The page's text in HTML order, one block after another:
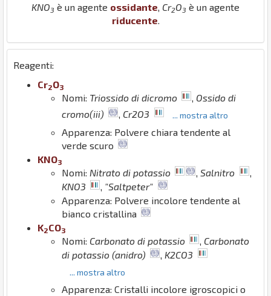
KNO3 è un agente ossidante Cr2O3 è un agente
riducente
Reagenti:
Cr2O3
Nomi: Triossido di dicromo
Ossido di
cromo(iii)
Cr2O3 ... mostra altro
Apparenza: Polvere chiara tendente al
verde scuro
KNO3
Nomi: Nitrato di potassio Salnitro
KNO3
, "Saltpeter"
Apparenza: Polvere incolore tendente al
bianco cristallina
K2CO3
Nomi: Carbonato di potassio , Carbonato
di potassio (anidro)
, K2CO3
... mostra altro
Apparenza: Cristalli incolore igroscopici o